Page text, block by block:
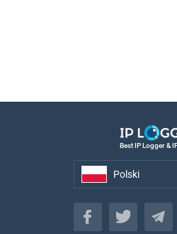
Best IP Logger &
Polski
Polski